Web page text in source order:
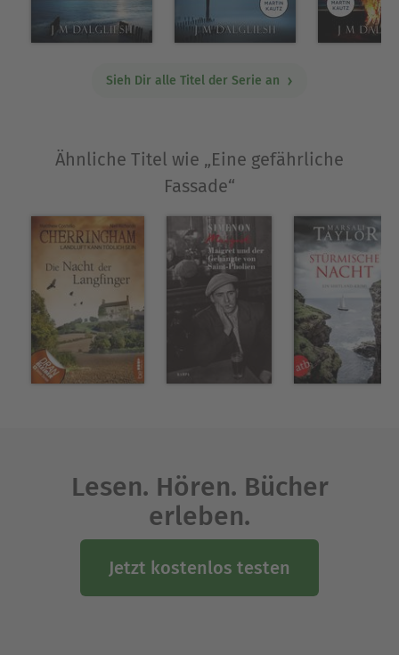
Hidden-Norfolk-Krimireihe des erfolgreichen
britischen Krimiautors JM Dalgliesh. Seine Bücher
haben sich bereits millionenfach verkauft.
Sieh Dir alle Titel der Serie an
Ähnliche Titel wie „Eine gefährliche
Fassade“
Lesen. Hören. Bücher
erleben.
Jetzt kostenlos testen